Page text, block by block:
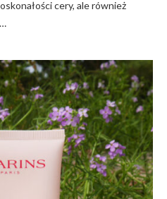
cery, ale również